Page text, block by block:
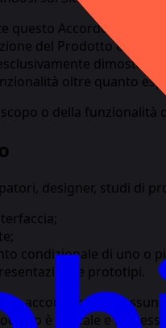
questo Accordo;
del Prodotto e il suo
oltre quanto
o della
designer, studi di
condizionale di uno o
e prototipi.
account reale, nessun
è digitale e